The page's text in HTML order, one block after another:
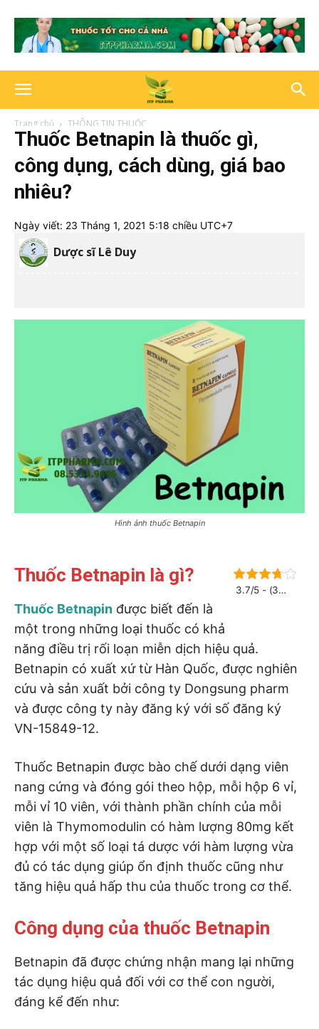
Trang chủ THÔNG TIN THUỐC
Thuốc Betnapin là thuốc gì,
công dụng, cách dùng, giá bao
nhiêu?
Ngày viết: 23 Tháng 1, 2021 5:18 chiều UTC+7
Dược sĩ Lê Duy
Hình ảnh thuốc Betnapin
3.7/5 - (3
Thuốc Betnapin là gì?
Thuốc Betnapin được biết đến là
một trong những loại thuốc có khả
năng điều trị rối loạn miễn dịch hiệu quả.
Betnapin có xuất xứ từ Hàn Quốc, được nghiên
cứu và sản xuất bởi công ty Dongsung pharm
và được công ty này đăng ký với số đăng ký
VN-15849-12.
Thuốc Betnapin được bào chế dưới dạng viên
nang cứng và đóng gói theo hộp, mỗi hộp 6 vỉ,
mỗi vỉ 10 viên, với thành phần chính của mỗi
viên là Thymomodulin có hàm lượng 80mg kết
hợp với một số loại tá dược với hàm lượng vừa
đủ có tác dụng giúp ổn định thuốc cũng như
tăng hiệu quả hấp thu của thuốc trong cơ thể.
Công dụng của thuốc Betnapin
Betnapin đã được chứng nhận mang lại những
tác dụng hiệu quả đối với cơ thể con người,
đáng kể đến như: